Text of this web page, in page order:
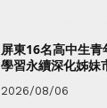
屏東16名高中生青
學習永續深化姊妹
2026/08/06